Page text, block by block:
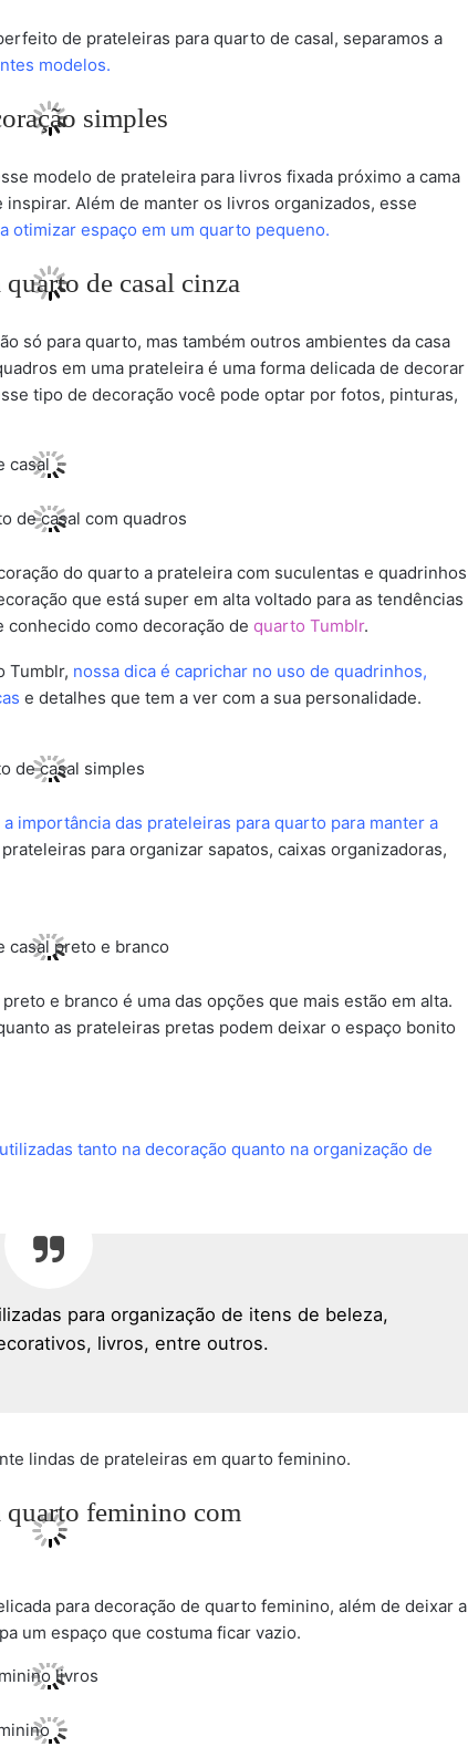
de prateleiras para quarto de casal, separamos a
modelos.
modelo de prateleira para livros fixada próximo a cama
Além de manter os livros organizados, esse
otimizar espaço em um quarto pequeno.
só para quarto, mas também outros ambientes da casa
em uma prateleira é uma forma delicada de decorar
tipo de decoração você pode optar por fotos, pinturas,
do quarto a prateleira com suculentas e quadrinhos
que está super em alta voltado para as tendências
como decoração de quarto Tumblr.
Tumblr, nossa dica é caprichar no uso de quadrinhos,
e detalhes que tem a ver com a sua personalidade.
importância das prateleiras para quarto para manter a
para organizar sapatos, caixas organizadoras,
e branco é uma das opções que mais estão em alta.
as prateleiras pretas podem deixar o espaço bonito
tanto na decoração quanto na organização de
para organização de itens de beleza,
livros, entre outros.
lindas de prateleiras em quarto feminino.
para decoração de quarto feminino, além de deixar a
um espaço que costuma ficar vazio.